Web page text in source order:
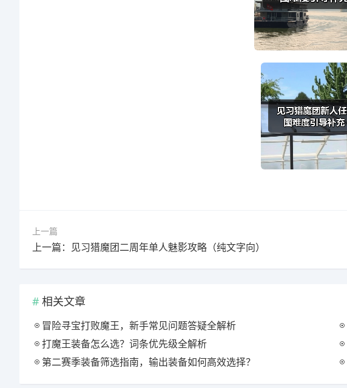
上一篇
上一篇：见习猎魔团二周年单人魅影攻略（纯文字向）
相关文章
冒险寻宝打败魔王，新手常见问题答疑全解析
打魔王装备怎么选？词条优先级全解析
第二赛季装备筛选指南，输出装备如何高效选择？